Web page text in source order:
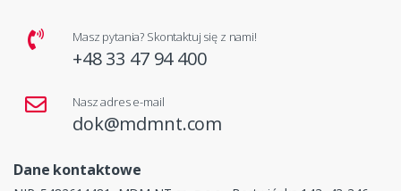
Masz pytania? Skontaktuj się z nami!
+48 33 47 94 400
Nasz adres e-mail
dok@mdmnt.com
Dane kontaktowe